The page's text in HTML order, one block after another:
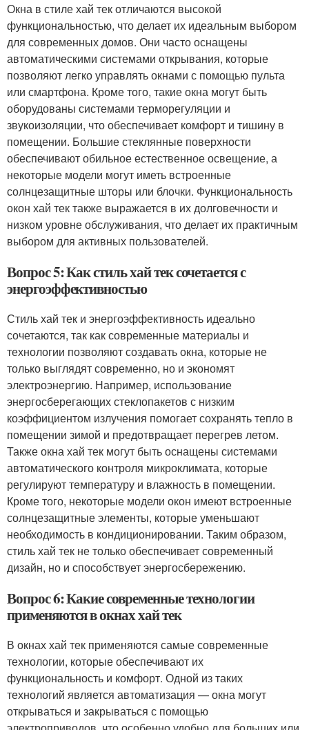
Окна в стиле хай тек отличаются высокой
функциональностью, что делает их идеальным выбором
для современных домов. Они часто оснащены
автоматическими системами открывания, которые
позволяют легко управлять окнами с помощью пульта
или смартфона. Кроме того, такие окна могут быть
оборудованы системами терморегуляции и
звукоизоляции, что обеспечивает комфорт и тишину в
помещении. Большие стеклянные поверхности
обеспечивают обильное естественное освещение, а
некоторые модели могут иметь встроенные
солнцезащитные шторы или блочки. Функциональность
окон хай тек также выражается в их долговечности и
низком уровне обслуживания, что делает их практичным
выбором для активных пользователей.
Вопрос 5: Как стиль хай тек сочетается с
энергоэффективностью
Стиль хай тек и энергоэффективность идеально
сочетаются, так как современные материалы и
технологии позволяют создавать окна, которые не
только выглядят современно, но и экономят
электроэнергию. Например, использование
энергосберегающих стеклопакетов с низким
коэффициентом излучения помогает сохранять тепло в
помещении зимой и предотвращает перегрев летом.
Также окна хай тек могут быть оснащены системами
автоматического контроля микроклимата, которые
регулируют температуру и влажность в помещении.
Кроме того, некоторые модели окон имеют встроенные
солнцезащитные элементы, которые уменьшают
необходимость в кондиционировании. Таким образом,
стиль хай тек не только обеспечивает современный
дизайн, но и способствует энергосбережению.
Вопрос 6: Какие современные технологии
применяются в окнах хай тек
В окнах хай тек применяются самые современные
технологии, которые обеспечивают их
функциональность и комфорт. Одной из таких
технологий является автоматизация — окна могут
открываться и закрываться с помощью